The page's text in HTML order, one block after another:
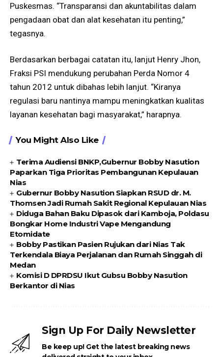
Puskesmas. “Transparansi dan akuntabilitas dalam
pengadaan obat dan alat kesehatan itu penting,”
tegasnya.
Berdasarkan berbagai catatan itu, lanjut Henry Jhon,
Fraksi PSI mendukung perubahan Perda Nomor 4
tahun 2012 untuk dibahas lebih lanjut. “Kiranya
regulasi baru nantinya mampu meningkatkan kualitas
layanan kesehatan bagi masyarakat,” harapnya.
You Might Also Like
Terima Audiensi BNKP,Gubernur Bobby Nasution
Paparkan Tiga Prioritas Pembangunan Kepulauan
Nias
Gubernur Bobby Nasution Siapkan RSUD dr. M.
Thomsen Jadi Rumah Sakit Regional Kepulauan Nias
Diduga Bahan Baku Dipasok dari Kamboja, Poldasu
Bongkar Home Industri Vape Mengandung
Etomidate
Bobby Pastikan Pasien Rujukan dari Nias Tak
Terkendala Biaya Perjalanan dan Rumah Singgah di
Medan
Komisi D DPRDSU Ikut Gubsu Bobby Nasution
Berkantor di Nias
Sign Up For Daily Newsletter
Be keep up! Get the latest breaking news